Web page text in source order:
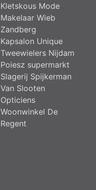
Kletskous Mode
Makelaar Wieb
Zandberg
Kapsalon Unique
Tweewielers Nijdam
Poiesz supermarkt
Slagerij Spijkerman
Van Slooten
Opticiens
Woonwinkel De
Regent